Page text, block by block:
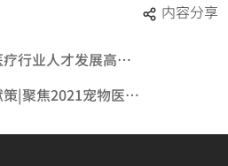
内容分享
高峰论坛大咖云集，建言献策
宠物医疗行业高峰论坛